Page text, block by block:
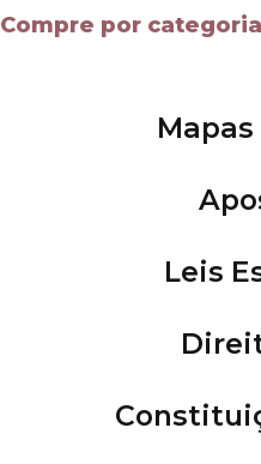
Compre por categoria
Leis